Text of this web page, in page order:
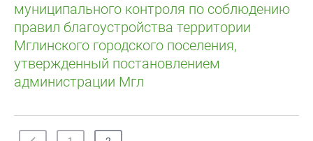
муниципального контроля по соблюдению
правил благоустройства территории
Мглинского городского поселения,
утвержденный постановлением
администрации Мгл